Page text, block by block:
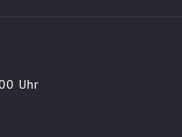
Uhr